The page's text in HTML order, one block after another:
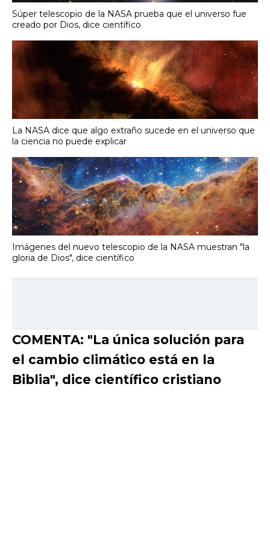
Súper telescopio de la NASA prueba que el universo fue
creado por Dios, dice científico
La NASA dice que algo extraño sucede en el universo que
la ciencia no puede explicar
Imágenes del nuevo telescopio de la NASA muestran "la
gloria de Dios", dice científico
COMENTA: "La única solución para
el cambio climático está en la
Biblia", dice científico cristiano